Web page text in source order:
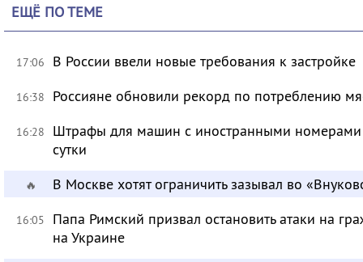
ЕЩЁ ПО ТЕМЕ
17:06 В России ввели новые требования к застройке
16:38 Россияне обновили рекорд по потреблению
16:28
Штрафы для машин с иностранными номерами
сутки
🔥 В Москве хотят ограничить зазывал во
16:05
Папа Римский призвал остановить атаки на
на Украине